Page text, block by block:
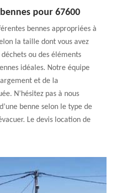
pour 67600
bennes appropriées à
la taille dont vous avez
ou des éléments
idéales. Notre équipe
et de la
N’hésitez pas à nous
benne selon le type de
Le devis location de